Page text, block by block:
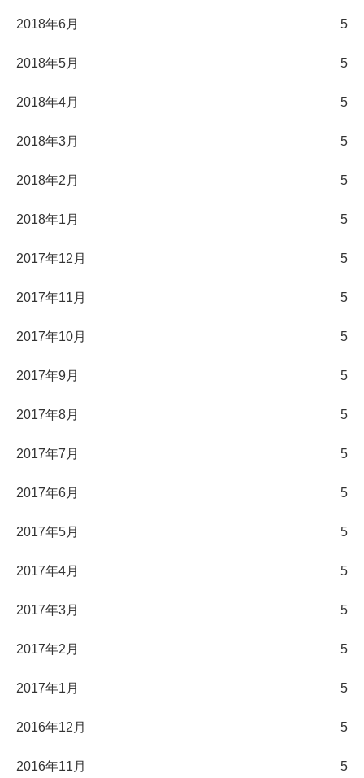
2018年6月 5
2018年5月 5
2018年4月 5
2018年3月 5
2018年2月 5
2018年1月 5
2017年12月 5
2017年11月 5
2017年10月 5
2017年9月 5
2017年8月 5
2017年7月 5
2017年6月 5
2017年5月 5
2017年4月 5
2017年3月 5
2017年2月 5
2017年1月 5
2016年12月 5
2016年11月 5